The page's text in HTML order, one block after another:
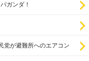
ガンダ！
党が避難所へのエアコン